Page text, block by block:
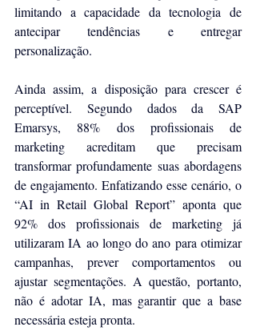
limitando a capacidade da tecnologia de
antecipar tendências e entregar
personalização.
Ainda assim, a disposição para crescer é
perceptível. Segundo dados da SAP
Emarsys, 88% dos profissionais de
marketing acreditam que precisam
transformar profundamente suas abordagens
de engajamento. Enfatizando esse cenário, o
“AI in Retail Global Report” aponta que
92% dos profissionais de marketing já
utilizaram IA ao longo do ano para otimizar
campanhas, prever comportamentos ou
ajustar segmentações. A questão, portanto,
não é adotar IA, mas garantir que a base
necessária esteja pronta.